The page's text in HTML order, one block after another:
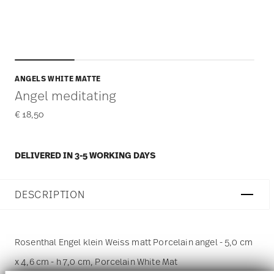
ANGELS WHITE MATTE
Angel meditating
€ 18,50
DELIVERED IN 3-5 WORKING DAYS
DESCRIPTION
Rosenthal Engel klein Weiss matt Porcelain angel - 5,0 cm
x 4,6 cm - h 7,0 cm, Porcelain White Mat